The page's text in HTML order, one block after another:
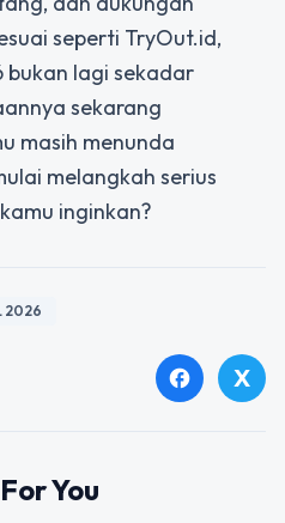
seperti TryOut.id,
bukan lagi sekadar
sekarang
masih menunda
melangkah serius
inginkan?
2026
facebook X
You